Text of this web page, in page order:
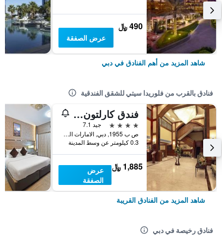
490 ﷼
عرض الصفقة
شاهد المزيد من أهم الفنادق في دبي
فنادق بالقرب من فلوريدا سيتي للشقق الفندقية
فندق كارلتون تاور
4 نجوم
جيد 7.1
ص ب 1955, دبي, الامارات العربية المتحدة
0.3 كيلومتر عن وسط المدينة
1,885 ﷼
عرض
الصفقة
شاهد المزيد من الفنادق القريبة
فنادق رخيصة في دبي